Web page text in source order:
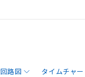
路図 タイムチャー